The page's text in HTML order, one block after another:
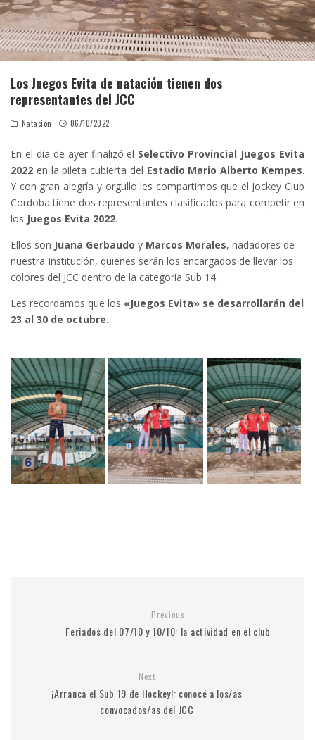
Los Juegos Evita de natación tienen dos
representantes del JCC
Natación 06/10/2022
En el día de ayer finalizó el Selectivo Provincial Juegos Evita
2022 en la pileta cubierta del Estadio Mario Alberto Kempes.
Y con gran alegría y orgullo les compartimos que el Jockey Club
Cordoba tiene dos representantes clasificados para competir en
los Juegos Evita 2022.
Ellos son Juana Gerbaudo y Marcos Morales, nadadores de
nuestra Institución, quienes serán los encargados de llevar los
colores del JCC dentro de la categoría Sub 14.
Les recordamos que los «Juegos Evita» se desarrollarán del
23 al 30 de octubre.
Previous
Feriados del 07/10 y 10/10: la actividad en el club
Next
¡Arranca el Sub 19 de Hockey!: conocé a los/as
convocados/as del JCC